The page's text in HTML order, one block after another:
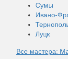
Сумы
Ивано-
Луцк
Все мастера: